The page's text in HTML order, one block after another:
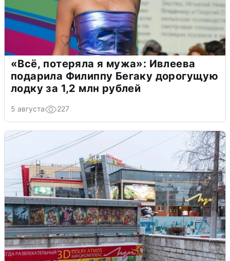
«Всё, потеряла я мужа»: Ивлеева
подарила Филиппу Бегаку дорогущую
лодку за 1,2 млн рублей
5 августа 227